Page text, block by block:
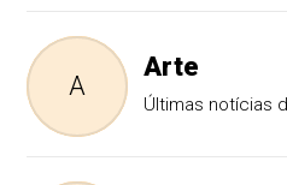
A
Arte
Últimas notícias